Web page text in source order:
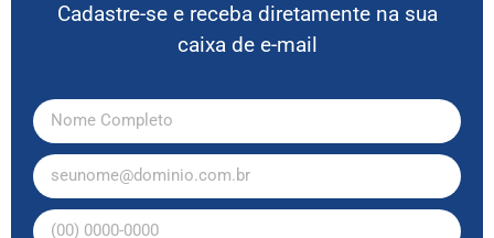
Cadastre-se e receba diretamente na sua
caixa de e-mail